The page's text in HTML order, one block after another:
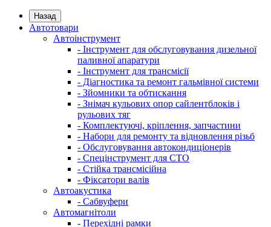
Назад
Автотовари
Автоінструмент
- Інструмент для обслуговування дизельної
паливної апаратури
- Інструмент для трансмісії
- Діагностика та ремонт гальмівної системи
- Зйомники та обтискання
- Знімач кульових опор сайлентблоків і
рульових тяг
- Комплектуючі, кріплення, запчастини
- Набори для ремонту та відновлення різьб
- Обслуговування автокондиціонерів
- Спецінструмент для СТО
- Стійка трансмісійна
- Фіксатори валів
Автоакустика
- Сабвуфери
Автомагнітоли
- Перехідні рамки